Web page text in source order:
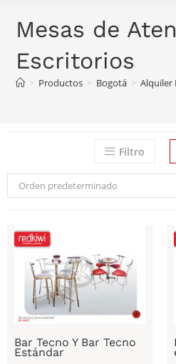
Mesas de
Escritorios
> Productos > Bogotá > Alquiler
Filtro
Orden predeterminado
Bar Tecno Y Bar Tecno
Estándar